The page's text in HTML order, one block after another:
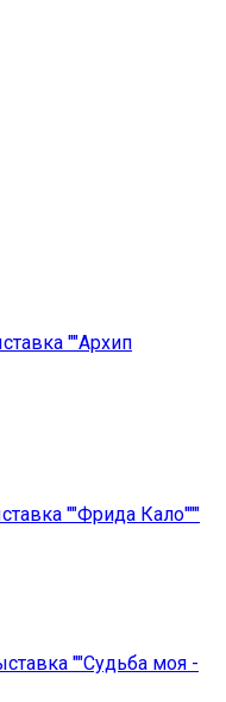
""Архип
""Фрида Кало"""
""Судьба моя -